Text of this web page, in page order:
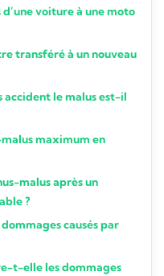
voiture à une moto
transféré à un nouveau
accident le malus est-il
maximum en
malus après un
?
causés par
t-elle les dommages